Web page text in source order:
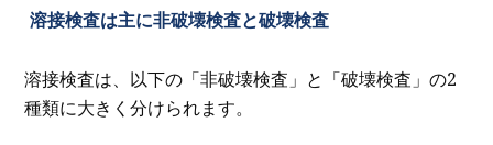
溶接検査は主に非破壊検査と破壊検査
溶接検査は、以下の「非破壊検査」と「破壊検査」の2
種類に大きく分けられます。